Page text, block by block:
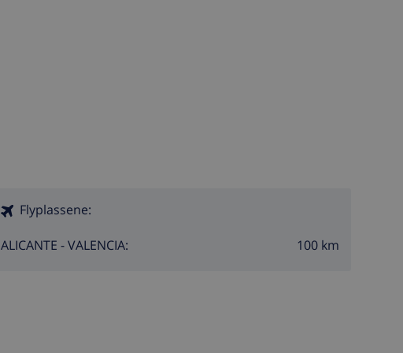
Flyplassene:
ALICANTE - VALENCIA: 100 km